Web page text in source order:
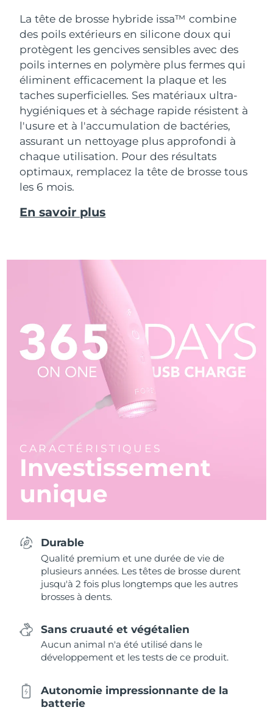
La tête de brosse hybride issa™ combine
des poils extérieurs en silicone doux qui
protègent les gencives sensibles avec des
poils internes en polymère plus fermes qui
éliminent efficacement la plaque et les
taches superficielles. Ses matériaux ultra-
hygiéniques et à séchage rapide résistent à
l'usure et à l'accumulation de bactéries,
assurant un nettoyage plus approfondi à
chaque utilisation. Pour des résultats
optimaux, remplacez la tête de brosse tous
les 6 mois.
En savoir plus
CARACTÉRISTIQUES
Investissement
unique
Durable
Qualité premium et une durée de vie de
plusieurs années. Les têtes de brosse durent
jusqu'à 2 fois plus longtemps que les autres
brosses à dents.
Sans cruauté et végétalien
Aucun animal n'a été utilisé dans le
développement et les tests de ce produit.
Autonomie impressionnante de la
batterie